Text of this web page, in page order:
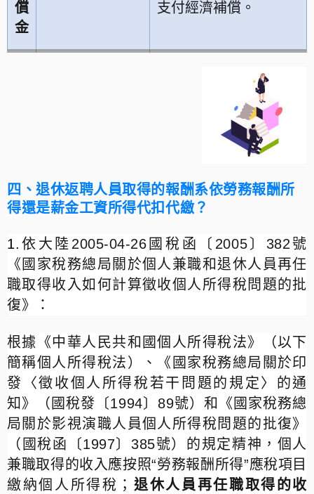
償
金
支付經濟補償。
四、退休返聘人員取得的報酬系依勞務報酬所
得還是薪金工資所得代扣代繳？
1. 依大陸 2005-04-26 國稅函〔 2005 〕 382號
《國家稅務總局關於個人兼職和退休人員再任
職取得收入如何計算徵收個人所得稅問題的批
復》：
根據《中華人民共和國個人所得稅法》（以下
簡稱個人所得稅法）、《國家稅務總局關於印
發〈徵收個人所得稅若干問題的規定〉的通
知》（國稅發〔 1994〕 89號）和《國家稅務總
局關於影視演職人員個人所得稅問題的批復》
（國稅函〔 1997〕 385號）的規定精神，個人
兼職取得的收入應按照“勞務報酬所得”應稅項目
繳納個人所得稅； 退休人員再任職取得的收